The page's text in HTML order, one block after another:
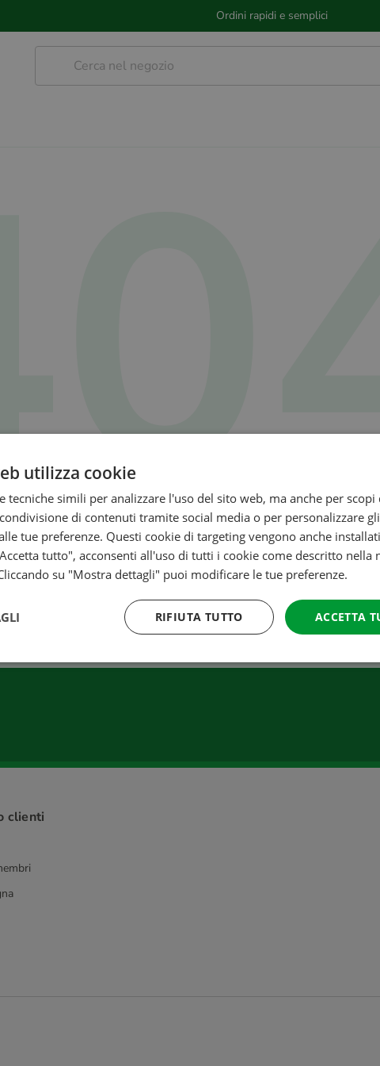
Ordini rapidi e semplici
La pagina che cerchi non esiste
che stai cercando non esista più o sia stata spostata.Torna
Ordini rapidi e semplici
clienti
utilizza cookie
tecniche simili per analizzare l'uso del sito web, ma anche per scopi
di contenuti tramite social media o per personalizzare
tue preferenze. Questi cookie di targeting vengono anche
tutto", acconsenti all'uso di tutti i cookie come descritto nella
su "Mostra dettagli" puoi modificare le tue preferenze.
ACCETTA
RIFIUTA TUTTO